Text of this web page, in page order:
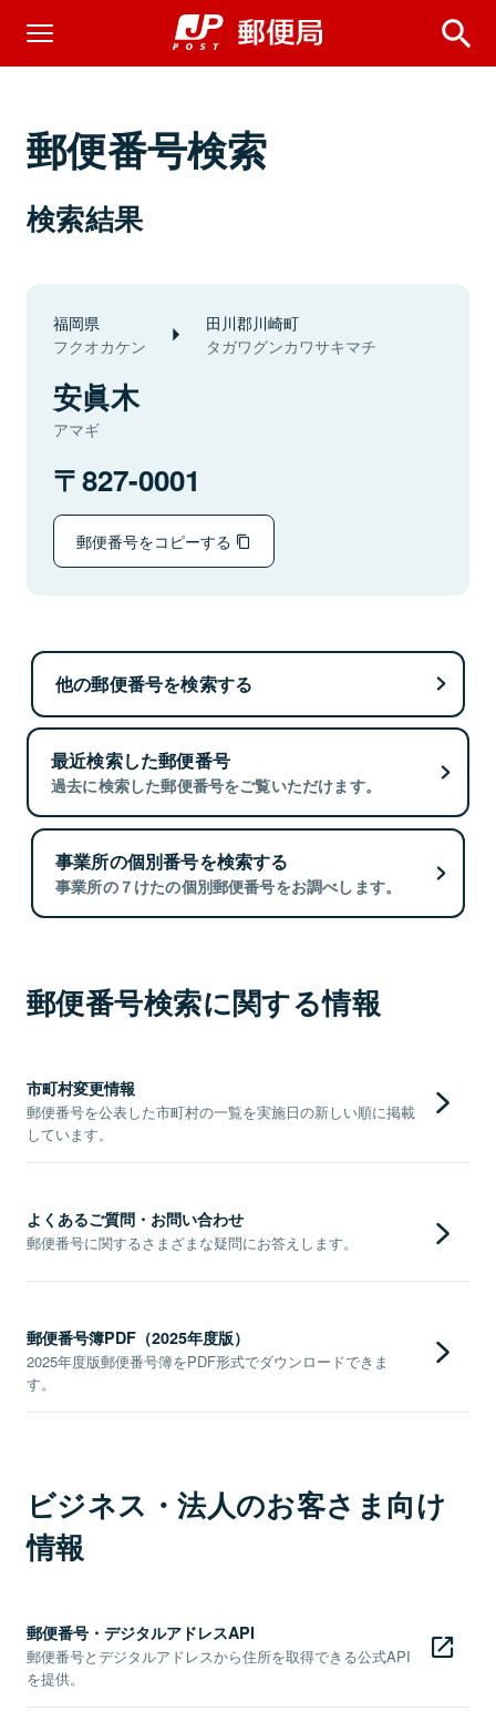
郵便番号検索
検索結果
福岡県
フクオカケン
田川郡川崎町
タガワグンカワサキマチ
安眞木
アマギ
827-0001
郵便番号をコピーする
他の郵便番号を検索する
最近検索した郵便番号
過去に検索した郵便番号をご覧いただけます。
事業所の個別番号を検索する
事業所の７けたの個別郵便番号をお調べします。
郵便番号検索に関する情報
市町村変更情報
郵便番号を公表した市町村の一覧を実施日の新しい順に掲載
しています。
よくあるご質問・お問い合わせ
郵便番号に関するさまざまな疑問にお答えします。
郵便番号簿PDF（2025年度版）
2025年度版郵便番号簿をPDF形式でダウンロードできま
す。
ビジネス・法人のお客さま向け
情報
郵便番号・デジタルアドレスAPI
郵便番号とデジタルアドレスから住所を取得できる公式API
を提供。